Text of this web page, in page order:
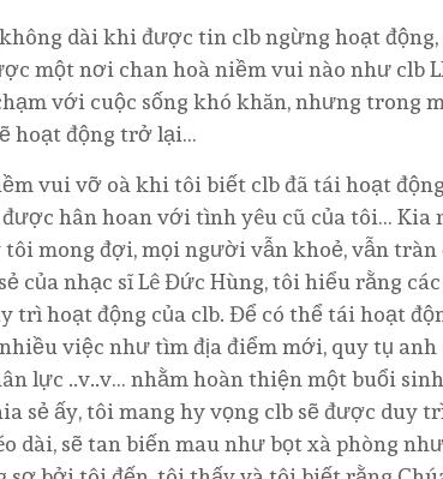
dài khi được tin clb ngừng hoạt
một nơi chan hoà niềm vui nào như clb
với cuộc sống khó khăn, nhưng trong
hoạt động trở lại…
vui vỡ oà khi tôi biết clb đã tái hoạt
được hân hoan với tình yêu cũ của tôi…
tôi mong đợi, mọi người vẫn khoẻ, vẫn
của nhạc sĩ Lê Đức Hùng, tôi hiểu rằng
trì hoạt động của clb. Để có thể tái hoạt
việc như tìm địa điểm mới, quy tụ anh
lực ..v..v… nhằm hoàn thiện một buổi
sẻ ấy, tôi mang hy vọng clb sẽ được duy
dài, sẽ tan biến mau như bọt xà phòng